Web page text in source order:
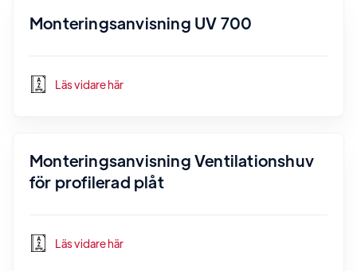
Monteringsanvisning UV 700
Läs vidare här
Monteringsanvisning Ventilationshuv
för profilerad plåt
Läs vidare här